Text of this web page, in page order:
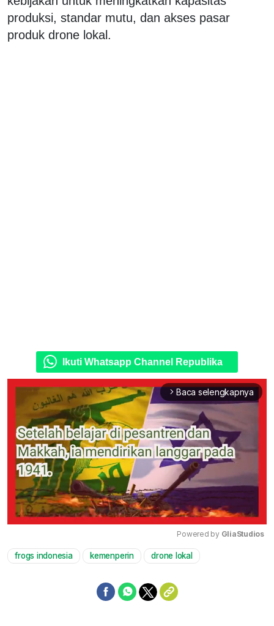
produksi, standar mutu, dan akses pasar
produk drone lokal.
Ikuti Whatsapp Channel Republika
arrow_forward_ios Baca selengkapnya
Powered by GliaStudios
frogs indonesia kemenperin drone lokal